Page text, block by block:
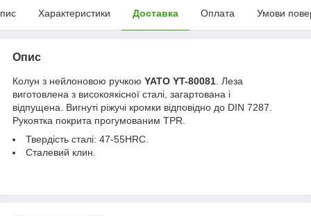
Характеристики Доставка Оплата Умови
Опис
Колун з нейлоновою ручкою YATO YT-80081 . Леза
виготовлена ​​з високоякісної сталі, загартована і
відпущена. Вигнуті ріжучі кромки відповідно до DIN 7287.
Рукоятка покрита прогумованим TPR.
Твердість сталі: 47-55HRC.
Сталевий клин.